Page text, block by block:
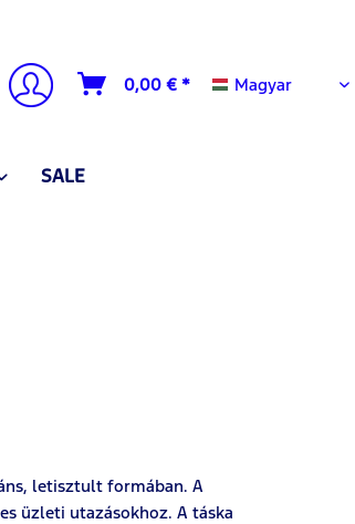
0,00 € * Magyar
Magyar
SALE
letisztult formában. A
üzleti utazásokhoz. A táska